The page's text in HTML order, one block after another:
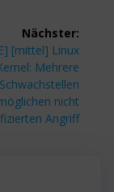
Nächster:
[mittel] Linux
Mehrere
Schwachstellen
nicht
Angriff